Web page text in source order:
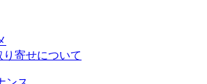
寄せについて